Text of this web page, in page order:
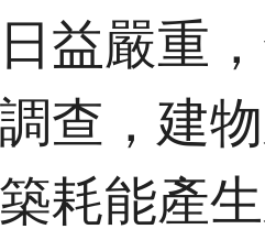
益嚴重
查，建
耗能產